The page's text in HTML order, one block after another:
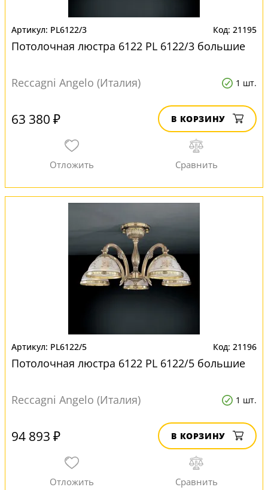
PL6122/3 21195
Потолочная люстра 6122 PL 6122/3 большие
Reccagni Angelo (Италия) 1 шт.
63 380 ₽ В КОРЗИНУ
PL6122/5 21196
Потолочная люстра 6122 PL 6122/5 большие
Reccagni Angelo (Италия) 1 шт.
94 893 ₽ В КОРЗИНУ